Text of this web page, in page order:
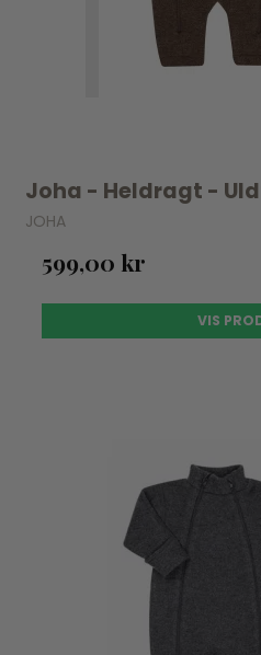
Joha - Heldragt -
JOHA
599,00 kr
VIS